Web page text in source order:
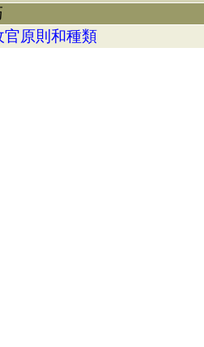
官原則和種類